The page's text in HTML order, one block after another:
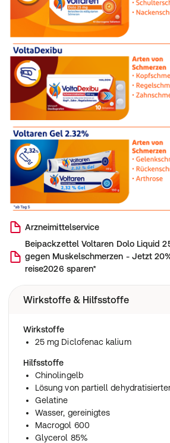
Arzneimittelservice
Beipackzettel Voltaren Dolo Liquid
gegen Muskelschmerzen - Jetzt
reise2026 sparen*
Wirkstoffe & Hilfsstoffe
Wirkstoffe
25 mg Diclofenac kalium
Hilfsstoffe
Chinolingelb
Lösung von partiell
Gelatine
Wasser, gereinigtes
Macrogol 600
Glycerol 85%